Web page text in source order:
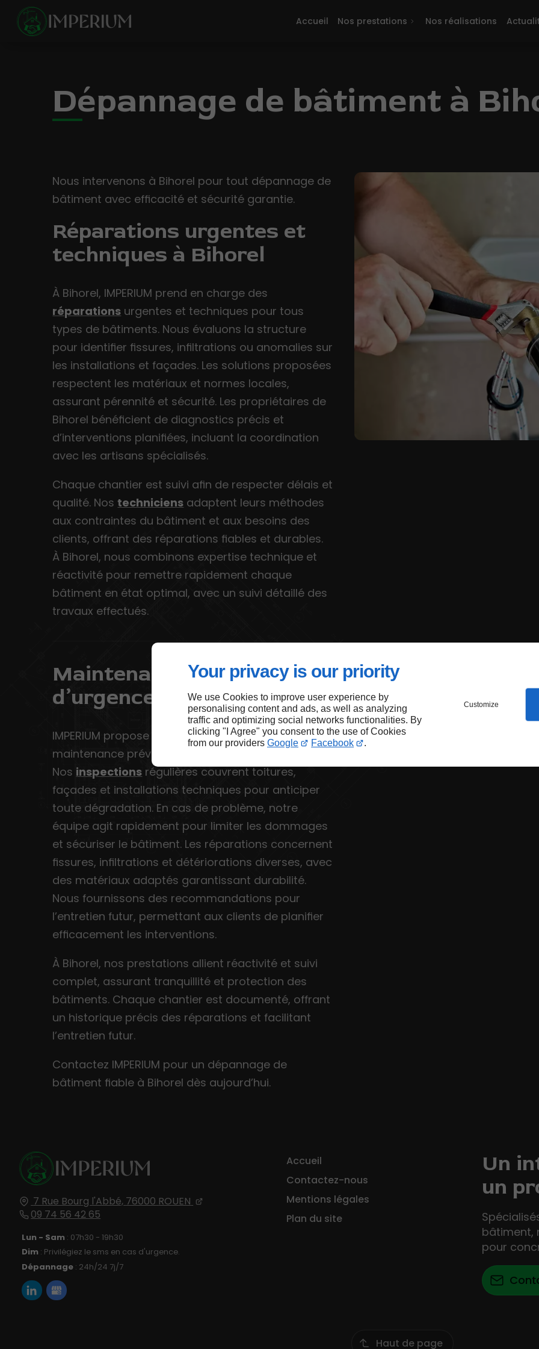
Your privacy is our priority
We use Cookies to improve user experience by
personalising content and ads, as well as analyzing
traffic and optimizing social networks functionalities. By
clicking "I Agree" you consent to the use of Cookies
from our providers Google Facebook .
Customize
Accueil Nos prestations Nos réalisations
Dépannage de bâtiment à
Nous intervenons à Bihorel pour tout dépannage de
bâtiment avec efficacité et sécurité garantie.
Réparations urgentes et
techniques à Bihorel
À Bihorel, IMPERIUM prend en charge des
réparations urgentes et techniques pour tous
types de bâtiments. Nous évaluons la structure
pour identifier fissures, infiltrations ou anomalies sur
les installations et façades. Les solutions proposées
respectent les matériaux et normes locales,
assurant pérennité et sécurité. Les propriétaires de
Bihorel bénéficient de diagnostics précis et
d’interventions planifiées, incluant la coordination
avec les artisans spécialisés.
Chaque chantier est suivi afin de respecter délais et
qualité. Nos techniciens adaptent leurs méthodes
aux contraintes du bâtiment et aux besoins des
clients, offrant des réparations fiables et durables.
À Bihorel, nous combinons expertise technique et
réactivité pour remettre rapidement chaque
bâtiment en état optimal, avec un suivi détaillé des
travaux effectués.
Maintenance et services
d’urgence à Bihorel
IMPERIUM propose à Bihorel des services de
maintenance préventive et d’intervention d’urgence.
Nos inspections régulières couvrent toitures,
façades et installations techniques pour anticiper
toute dégradation. En cas de problème, notre
équipe agit rapidement pour limiter les dommages
et sécuriser le bâtiment. Les réparations concernent
fissures, infiltrations et détériorations diverses, avec
des matériaux adaptés garantissant durabilité.
Nous fournissons des recommandations pour
l’entretien futur, permettant aux clients de planifier
efficacement les interventions.
À Bihorel, nos prestations allient réactivité et suivi
complet, assurant tranquillité et protection des
bâtiments. Chaque chantier est documenté, offrant
un historique précis des réparations et facilitant
l’entretien futur.
Contactez IMPERIUM pour un dépannage de
bâtiment fiable à Bihorel dès aujourd’hui.
7 Rue Bourg l'Abbé, 76000 ROUEN
09 74 56 42 65
Lun - Sam : 07h30 - 19h30
Dim : Privilégiez le sms en cas d'urgence.
Dépannage : 24h/24 7j/7
Accueil
Contactez-nous
Mentions légales
Plan du site
Un
un
bâtiment,
pour
Haut de page